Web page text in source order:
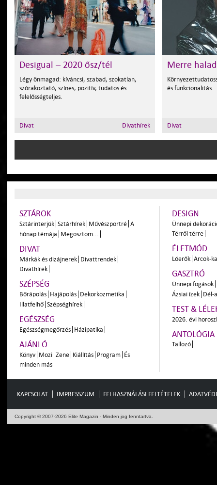
Desigual – 2020 ősz/tél
Légy önmagad: kíváncsi, szabad, szokatlan,
szórakoztató, színes, pozitív, tudatos és
felelősségteljes.
Divat Divathírek
Merre
és funkcionalitás.
Divat
SZTÁROK
Sztárinterjúk Sztárhírek Művészportré A
hónap témája Megosztom...
DIVAT
Márkák és dizájnerek Divattrendek
Divathírek
SZÉPSÉG
Bőrápolás Hajápolás Dekorkozmetika
Illatfelhő Szépséghírek
EGÉSZSÉG
Egészségmegőrzés Házipatika
AJÁNLÓ
Könyv Mozi Zene Kiállítás Program És
minden más
DESIGN
Ünnepi
Térről térre
ÉLETMÓD
Lóerők Arcok-
GASZTRÓ
Ünnepi fogások
Ázsiai ízek Dél-
TEST &
2026. évi
ANTOLÓGIA
Tallozó
KAPCSOLAT IMPRESSZUM FELHASZNÁLÁSI FELTÉTELEK
Copyright © 2007-2026 Elite Magazin - Minden jog fenntartva.